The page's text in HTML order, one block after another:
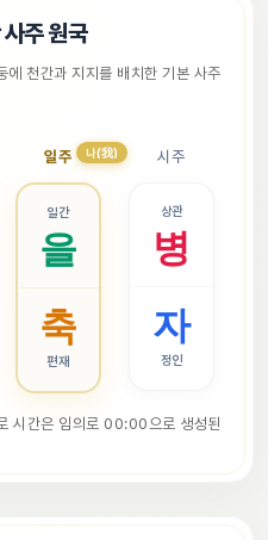
주 원국
에 천간과 지지를 배치한 기본 사주
시주
상관
병
자
정인
일주
일간
을
축
편재
나(我)
시간은 임의로 00:00으로 생성된